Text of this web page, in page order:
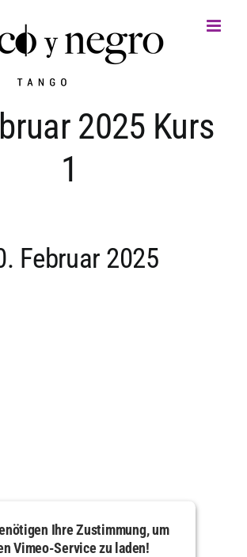
2025 Kurs
1
Februar 2025
Ihre Zustimmung, um
Vimeo-Service zu laden!